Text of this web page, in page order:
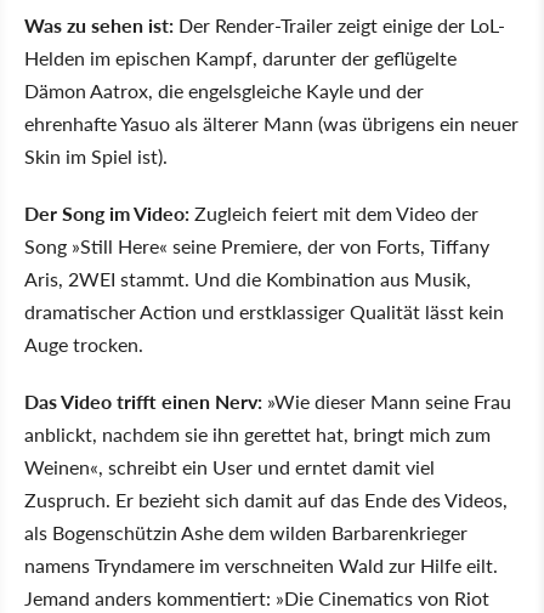
Was zu sehen ist: Der Render-Trailer zeigt einige der LoL-
Helden im epischen Kampf, darunter der geflügelte
Dämon Aatrox, die engelsgleiche Kayle und der
ehrenhafte Yasuo als älterer Mann (was übrigens ein neuer
Skin im Spiel ist).
Der Song im Video:Zugleich feiert mit dem Video der
Song »Still Here« seine Premiere, der von Forts, Tiffany
Aris, 2WEI stammt. Und die Kombination aus Musik,
dramatischer Action und erstklassiger Qualität lässt kein
Auge trocken.
Das Video trifft einen Nerv: »Wie dieser Mann seine Frau
anblickt, nachdem sie ihn gerettet hat, bringt mich zum
Weinen«, schreibt ein User und erntet damit viel
Zuspruch. Er bezieht sich damit auf das Ende des Videos,
als Bogenschützin Ashe dem wilden Barbarenkrieger
namens Tryndamere im verschneiten Wald zur Hilfe eilt.
Jemand anders kommentiert: »Die Cinematics von Riot